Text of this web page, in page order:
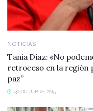
NOTICIAS
Tania Díaz: «No
retroceso en la región
paz”
30 OCTUBRE, 2015